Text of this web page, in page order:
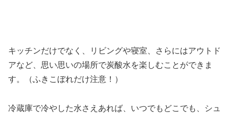
キッチンだけでなく、リビングや寝室、さらにはアウトド
アなど、思い思いの場所で炭酸水を楽しむことができま
す。（ふきこぼれだけ注意！）
冷蔵庫で冷やした水さえあれば、いつでもどこでも、シュ